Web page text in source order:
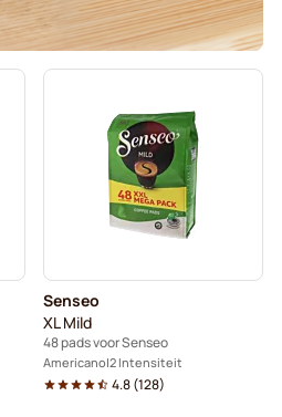
Senseo
XL Mild
48 pads voor Senseo
Americano 2 Intensiteit
4.8(128)